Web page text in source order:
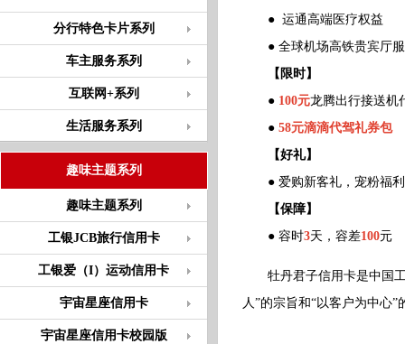
分行特色卡片系列
车主服务系列
互联网+系列
生活服务系列
趣味主题系列
趣味主题系列
工银JCB旅行信用卡
工银爱（I）运动信用卡
宇宙星座信用卡
宇宙星座信用卡校园版
● 运通高端医疗权益
● 全球机场高铁贵宾厅
【限时】
● 100元龙腾出行接送机
● 58元滴滴代驾礼券包
【好礼】
● 爱购新客礼，宠粉福
【保障】
● 容时3天，容差100元
牡丹君子信用卡是中国工
人”的宗旨和“以客户为中心